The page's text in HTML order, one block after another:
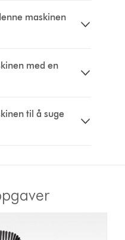
maskinen
med en
til å suge